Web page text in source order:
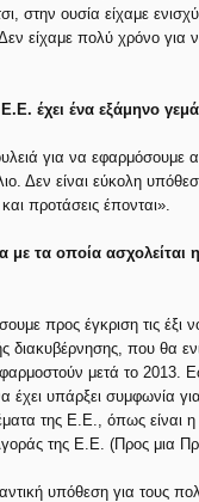
στην ουσία είχαμε
είχαμε πολύ χρόνο για
έχει ένα εξάμηνο
για να εφαρμόσουμε
Δεν είναι εύκολη
προτάσεις έπονται».
με τα οποία
προς έγκριση τις έξι
διακυβέρνησης, που θα
μετά το 2013.
έχει υπάρξει συμφωνία
της Ε.Ε., όπως είναι
της Ε.Ε. (Προς μια
υπόθεση για τους